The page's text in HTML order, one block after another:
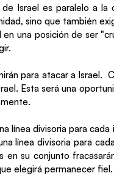
Israel es paralelo a la
sino que también
una posición de ser
para atacar a Israel.
Esta será una
línea divisoria para
línea divisoria para
en su conjunto
elegirá permanecer fiel.